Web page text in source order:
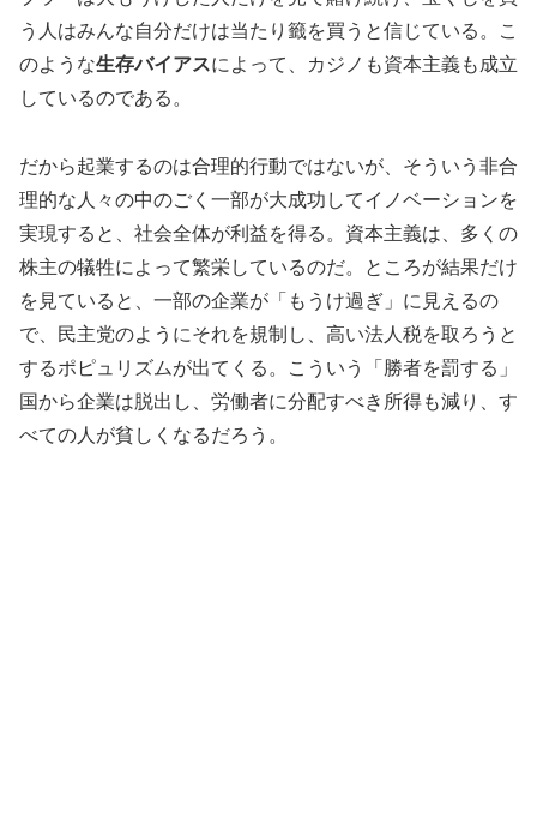
う人はみんな自分だけは当たり籤を買うと信じている。こ
のような生存バイアスによって、カジノも資本主義も成立
しているのである。
だから起業するのは合理的行動ではないが、そういう非合
理的な人々の中のごく一部が大成功してイノベーションを
実現すると、社会全体が利益を得る。資本主義は、多くの
株主の犠牲によって繁栄しているのだ。ところが結果だけ
を見ていると、一部の企業が「もうけ過ぎ」に見えるの
で、民主党のようにそれを規制し、高い法人税を取ろうと
するポピュリズムが出てくる。こういう「勝者を罰する」
国から企業は脱出し、労働者に分配すべき所得も減り、す
べての人が貧しくなるだろう。